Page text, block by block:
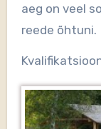
aeg on veel
reede õhtuni.